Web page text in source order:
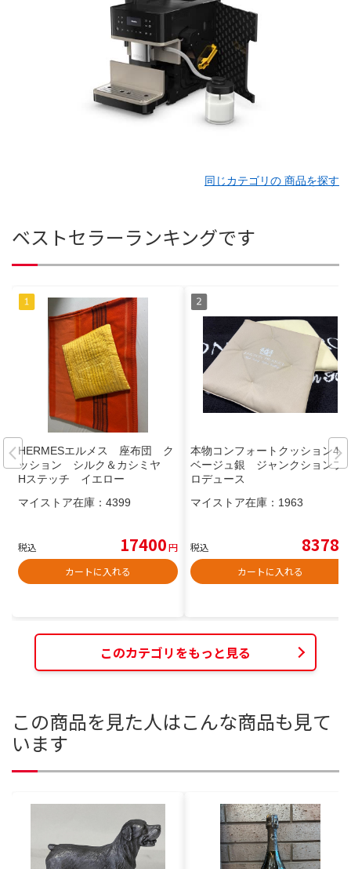
同じカテゴリの 商品を探す
ベストセラーランキングです
HERMESエルメス 座布団 ク
ッション シルク＆カシミヤ
Hステッチ イエロー
マイストア在庫： 4399
税込 17400円
カートに入れる
本物コンフォートクッション4個
ベージュ銀 ジャンクションプ
ロデュース
マイストア在庫： 1963
税込 8378
カートに入れる
このカテゴリをもっと見る
この商品を見た人はこんな商品も見て
います